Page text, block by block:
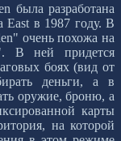
была разработана
East в 1987 году. В
очень похожа на
В ней придется
боях (вид от
деньги, а в
оружие, броню, а
карты
на которой